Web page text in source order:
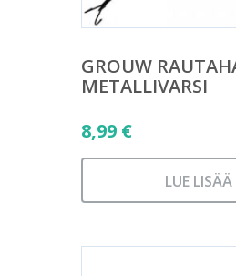
GROUW
METALLIVARSI
8,99 €
LUE